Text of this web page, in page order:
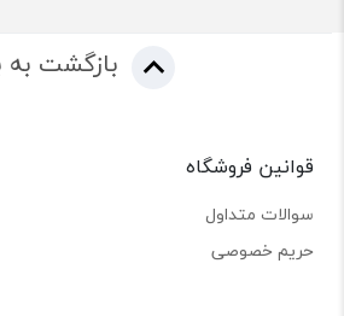
بازگشت به
قوانین فروشگاه
سوالات متداول
حریم خصوصی